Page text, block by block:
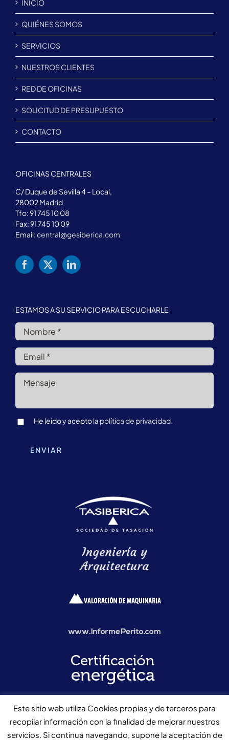
INICIO
QUIÉNES SOMOS
SERVICIOS
NUESTROS CLIENTES
RED DE OFICINAS
SOLICITUD DE PRESUPUESTO
CONTACTO
OFICINAS CENTRALES
C/ Duque de Sevilla 4 – Local,
28002 Madrid
Tfo: 91 745 10 08
Fax: 91 745 10 09
Email:central@gesiberica.com
ESTAMOS A SU SERVICIO PARA ESCUCHARLE
He leído y acepto la política de privacidad.
Este sitio web utiliza Cookies propias y de terceros para
recopilar información con la finalidad de mejorar nuestros
servicios. Si continua navegando, supone la aceptación de